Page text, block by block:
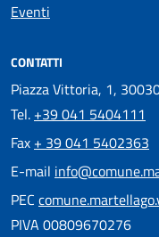
Eventi
CONTATTI
Piazza Vittoria, 1,
Tel. +39 041 5404111
Fax + 39 041 5402363
E-mail
PEC
PIVA 00809670276